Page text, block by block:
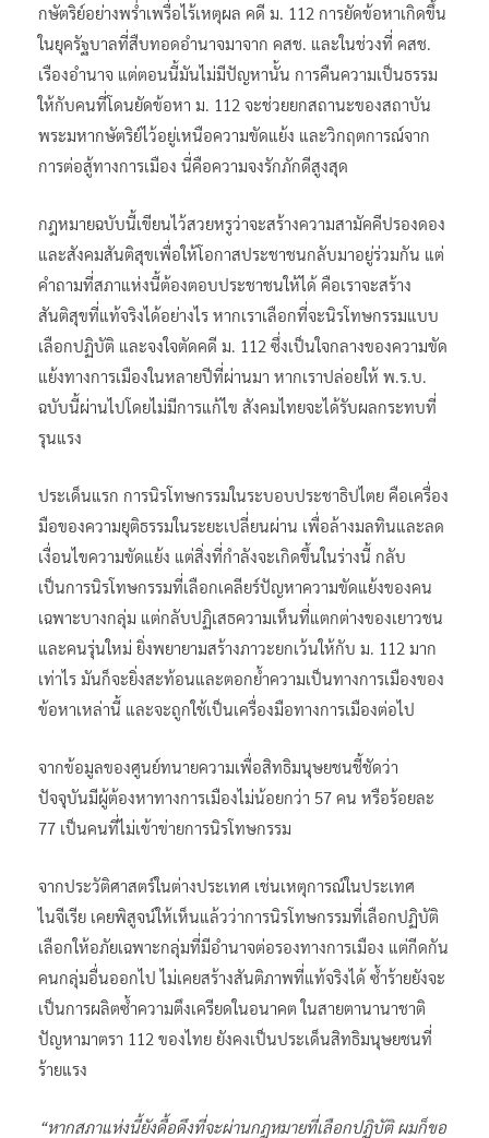
กษัตริย์อย่างพร่ำเพรื่อไร้เหตุผล คดี ม. 112 การยัดข้อหาเกิดขึ้น
ในยุครัฐบาลที่สืบทอดอำนาจมาจาก คสช. และในช่วงที่ คสช.
เรืองอำนาจ แต่ตอนนี้มันไม่มีปัญหานั้น การคืนความเป็นธรรม
ให้กับคนที่โดนยัดข้อหา ม. 112 จะช่วยยกสถานะของสถาบัน
พระมหากษัตริย์ไว้อยู่เหนือความขัดแย้ง และวิกฤตการณ์จาก
การต่อสู้ทางการเมือง นี่คือความจงรักภักดีสูงสุด
กฎหมายฉบับนี้เขียนไว้สวยหรูว่าจะสร้างความสามัคคีปรองดอง
และสังคมสันติสุขเพื่อให้โอกาสประชาชนกลับมาอยู่ร่วมกัน แต่
คำถามที่สภาแห่งนี้ต้องตอบประชาชนให้ได้ คือเราจะสร้าง
สันติสุขที่แท้จริงได้อย่างไร หากเราเลือกที่จะนิรโทษกรรมแบบ
เลือกปฏิบัติ และจงใจตัดคดี ม. 112 ซึ่งเป็นใจกลางของความขัด
แย้งทางการเมืองในหลายปีที่ผ่านมา หากเราปล่อยให้ พ.ร.บ.
ฉบับนี้ผ่านไปโดยไม่มีการแก้ไข สังคมไทยจะได้รับผลกระทบที่
รุนแรง
ประเด็นแรก การนิรโทษกรรมในระบอบประชาธิปไตย คือเครื่อง
มือของความยุติธรรมในระยะเปลี่ยนผ่าน เพื่อล้างมลทินและลด
เงื่อนไขความขัดแย้ง แต่สิ่งที่กำลังจะเกิดขึ้นในร่างนี้ กลับ
เป็นการนิรโทษกรรมที่เลือกเคลียร์ปัญหาความขัดแย้งของคน
เฉพาะบางกลุ่ม แต่กลับปฏิเสธความเห็นที่แตกต่างของเยาวชน
และคนรุ่นใหม่ ยิ่งพยายามสร้างภาวะยกเว้นให้กับ ม. 112 มาก
เท่าไร มันก็จะยิ่งสะท้อนและตอกย้ำความเป็นทางการเมืองของ
ข้อหาเหล่านี้ และจะถูกใช้เป็นเครื่องมือทางการเมืองต่อไป
จากข้อมูลของศูนย์ทนายความเพื่อสิทธิมนุษยชนชี้ชัดว่า
ปัจจุบันมีผู้ต้องหาทางการเมืองไม่น้อยกว่า 57 คน หรือร้อยละ
77 เป็นคนที่ไม่เข้าข่ายการนิรโทษกรรม
จากประวัติศาสตร์ในต่างประเทศ เช่นเหตุการณ์ในประเทศ
ไนจีเรีย เคยพิสูจน์ให้เห็นแล้วว่าการนิรโทษกรรมที่เลือกปฏิบัติ
เลือกให้อภัยเฉพาะกลุ่มที่มีอำนาจต่อรองทางการเมือง แต่กีดกัน
คนกลุ่มอื่นออกไป ไม่เคยสร้างสันติภาพที่แท้จริงได้ ซ้ำร้ายยังจะ
เป็นการผลิตซ้ำความตึงเครียดในอนาคต ในสายตานานาชาติ
ปัญหามาตรา 112 ของไทย ยังคงเป็นประเด็นสิทธิมนุษยชนที่
ร้ายแรง
“หากสภาแห่งนี้ยังดื้อดึงที่จะผ่านกฎหมายที่เลือกปฏิบัติ ผมก็ขอ